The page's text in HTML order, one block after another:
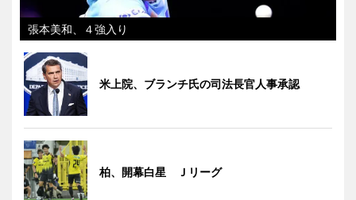
張本美和、４強入り
米上院、ブランチ氏の司法長官人事承認
柏、開幕白星 Ｊリーグ